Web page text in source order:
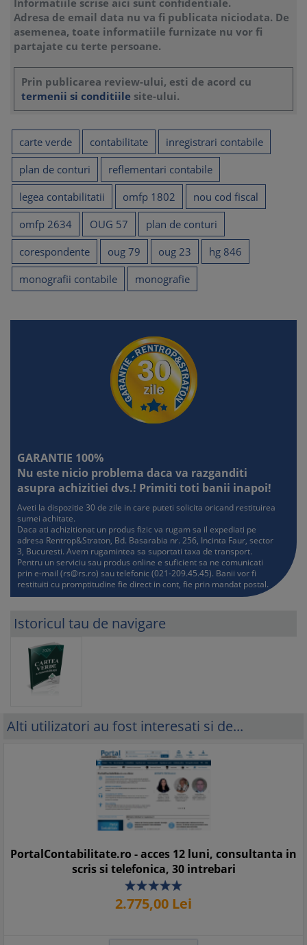
Informatiile scrise aici sunt confidentiale.
Adresa de email data nu va fi publicata niciodata. De
asemenea, toate informatiile furnizate nu vor fi
partajate cu terte persoane.
Prin publicarea review-ului, esti de acord cu
termenii si conditiile site-ului.
carte verde contabilitate
inregistrari contabile
plan de conturi
reflementari contabile
legea contabilitatii
omfp 1802
nou cod fiscal
omfp 2634
OUG 57
plan de conturi
corespondente
oug 79 oug 23
hg 846
monografii contabile
monografie
GARANTIE 100%
Nu este nicio problema daca va razganditi
asupra achizitiei dvs.! Primiti toti banii inapoi!
Aveti la dispozitie 30 de zile in care puteti solicita oricand restituirea
sumei achitate.
Daca ati achizitionat un produs fizic va rugam sa il expediati pe
adresa Rentrop&Straton, Bd. Basarabia nr. 256, Incinta Faur, sector
3, Bucuresti. Avem rugamintea sa suportati taxa de transport.
Pentru un serviciu sau produs online e suficient sa ne comunicati
prin e-mail (rs@rs.ro) sau telefonic (021-209.45.45). Banii vor fi
restituiti cu promptitudine fie direct in cont, fie prin mandat postal.
Istoricul tau de navigare
Alti utilizatori au fost interesati si de...
PortalContabilitate.ro - acces 12 luni, consultanta in
scris si telefonica, 30 intrebari
2.775,00 Lei